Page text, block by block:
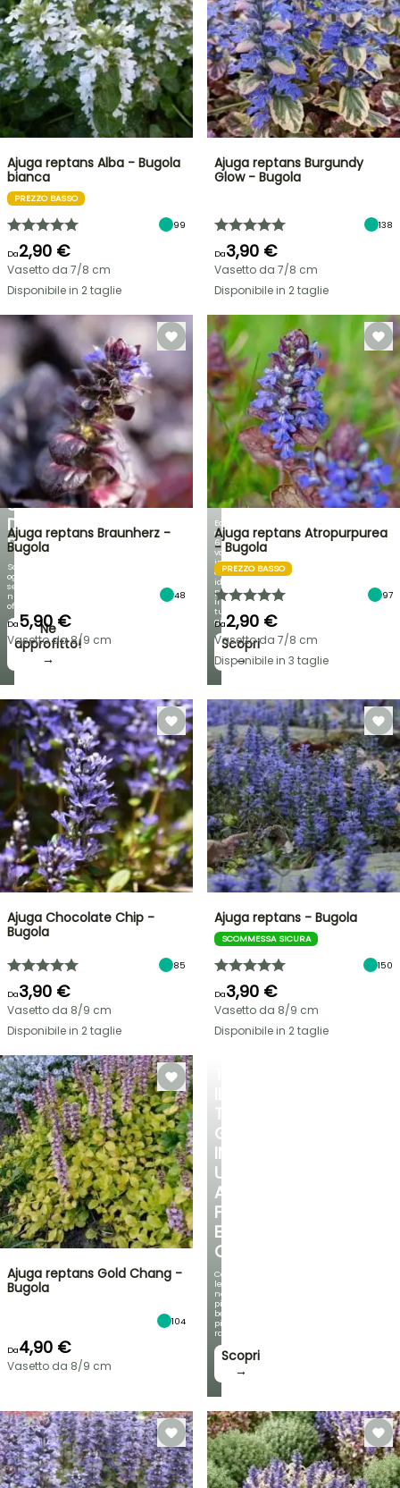
TUO
GIARDINO
IN
UN
ANGOLO
FRESCO
E
OMBREGGIATO
Con
le
nostre
più
belle
piante
rampicanti
Scopri
→
FLASH
FINO
AL
30%
DI
SCONTO
SU
UNA
SELEZIONE
DI
PIANTE!
Scopri
ogni
settimana
nuove
offerte
Ne
approfitto!
→
BULBI
PRIMAVERILI
NOVITÀ:
IRIS
GERMANICA
Ecco
oltre
60
varietà
in
esclusiva,
ideali
per
il
tuo
giardino!
Scopri
→
Ajuga reptans Alba - Bugola
bianca
PREZZO BASSO
99
Da2,90 €
Vasetto da 7/8 cm
Disponibile in 2 taglie
Ajuga reptans Burgundy
Glow - Bugola
138
Da3,90 €
Vasetto da 7/8 cm
Disponibile in 2 taglie
Ajuga reptans Braunherz -
Bugola
48
Da5,90 €
Vasetto da 8/9 cm
Ajuga reptans Atropurpurea
- Bugola
PREZZO BASSO
97
Da2,90 €
Vasetto da 7/8 cm
Disponibile in 3 taglie
Ajuga Chocolate Chip -
Bugola
85
Da3,90 €
Vasetto da 8/9 cm
Disponibile in 2 taglie
Ajuga reptans - Bugola
SCOMMESSA SICURA
150
Da3,90 €
Vasetto da 8/9 cm
Disponibile in 2 taglie
Ajuga reptans Gold Chang -
Bugola
104
Da4,90 €
Vasetto da 8/9 cm